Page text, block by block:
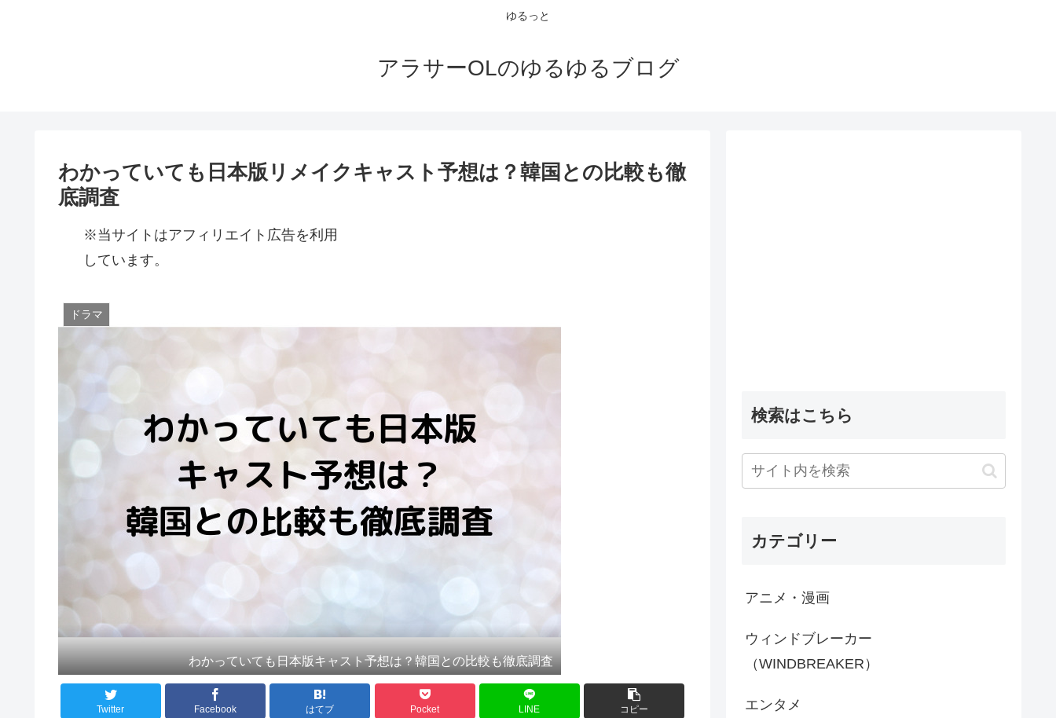
ゆるっと
アラサーOLのゆるゆるブログ
わかっていても日本版リメイクキャスト予想は？韓国との比較も徹
底調査
※当サイトはアフィリエイト広告を利用
しています。
ドラマ
わかっていても日本版キャスト予想は？韓国との比較も徹底調査
Twitter Facebook はてブ Pocket LINE コピー
検索はこちら
カテゴリー
アニメ・漫画
ウィンドブレーカー
（WINDBREAKER）
エンタメ